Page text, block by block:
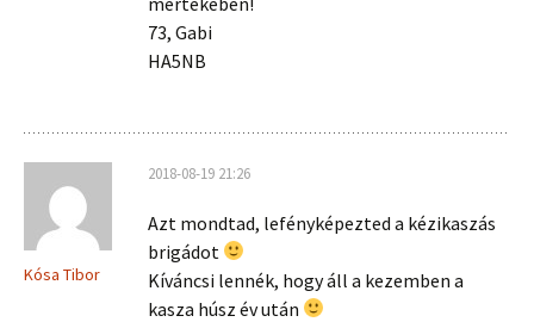
73, Gabi
HA5NB
Kósa Tibor
2018-08-19 21:26
Azt mondtad, lefényképezted a kézikaszás
brigádot
Kíváncsi lennék, hogy áll a kezemben a
kasza húsz év után